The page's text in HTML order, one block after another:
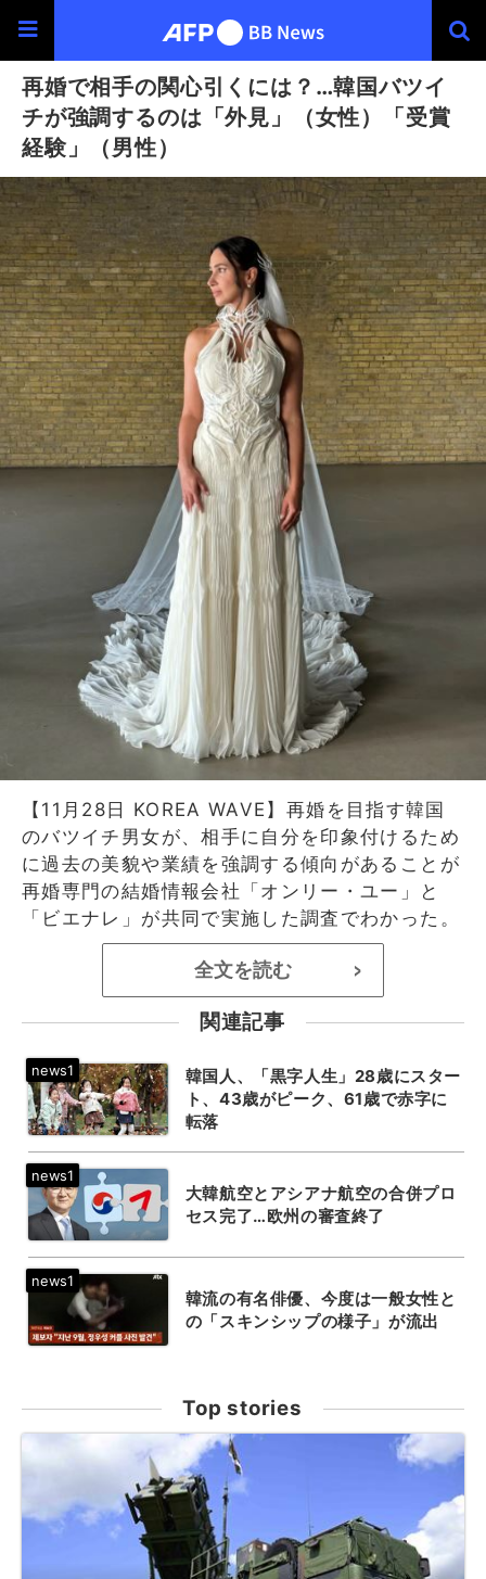
再婚で相手の関心引くには？…韓国バツイ
チが強調するのは「外見」（女性）「受賞
経験」（男性）
【11月28日 KOREA WAVE】再婚を目指す韓国
のバツイチ男女が、相手に自分を印象付けるため
に過去の美貌や業績を強調する傾向があることが
再婚専門の結婚情報会社「オンリー・ユー」と
「ビエナレ」が共同で実施した調査でわかった。
全文を読む >
関連記事
韓国人、「黒字人生」28歳にスター
ト、43歳がピーク、61歳で赤字に
転落
大韓航空とアシアナ航空の合併プロ
セス完了…欧州の審査終了
韓流の有名俳優、今度は一般女性と
の「スキンシップの様子」が流出
Top stories